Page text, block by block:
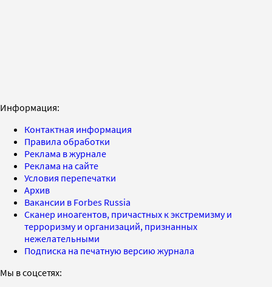
Информация:
Контактная информация
Правила обработки
Реклама в журнале
Реклама на сайте
Условия перепечатки
Архив
Вакансии в Forbes Russia
Сканер иноагентов, причастных к экстремизму и
терроризму и организаций, признанных
нежелательными
Подписка на печатную версию журнала
Мы в соцсетях: